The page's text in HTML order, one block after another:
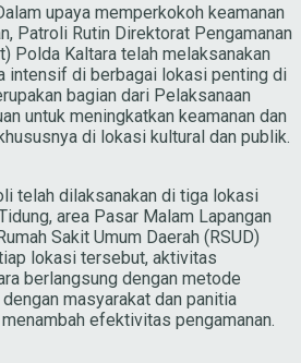
upaya memperkokoh keamanan
Patroli Rutin Direktorat Pengamanan
Polda Kaltara telah melaksanakan
intensif di berbagai lokasi penting di
bagian dari Pelaksanaan
untuk meningkatkan keamanan dan
di lokasi kultural dan publik.
telah dilaksanakan di tiga lokasi
area Pasar Malam Lapangan
Sakit Umum Daerah (RSUD)
lokasi tersebut, aktivitas
berlangsung dengan metode
masyarakat dan panitia
efektivitas pengamanan.